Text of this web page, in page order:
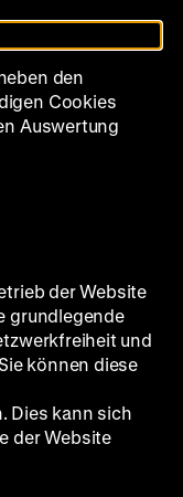
den
Cookies
Auswertung
der Website
grundlegende
und
können diese
Dies kann sich
der Website